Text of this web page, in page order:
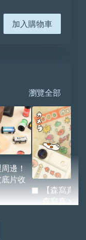
加入購物車
瀏覽全部
邊！
片收
【森寫真機
森寫真 x